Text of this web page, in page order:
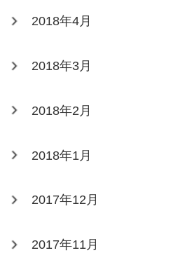
2018年4月
2018年3月
2018年2月
2018年1月
2017年12月
2017年11月